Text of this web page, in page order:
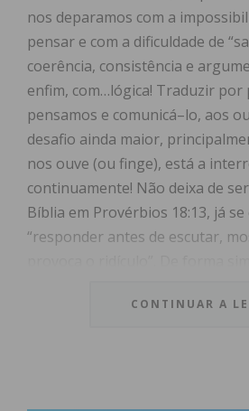
nos deparamos com a
pensar e com a dificuldade de
coerência, consistência e
enfim, com…lógica! Traduzir por
pensamos e comunicá–lo, aos
desafio ainda maior,
nos ouve (ou finge), está a
continuamente! Não deixa de
Bíblia em Provérbios 18:13, já se
“responder antes de escutar,
inferências ou consequências a
CONTINUAR A